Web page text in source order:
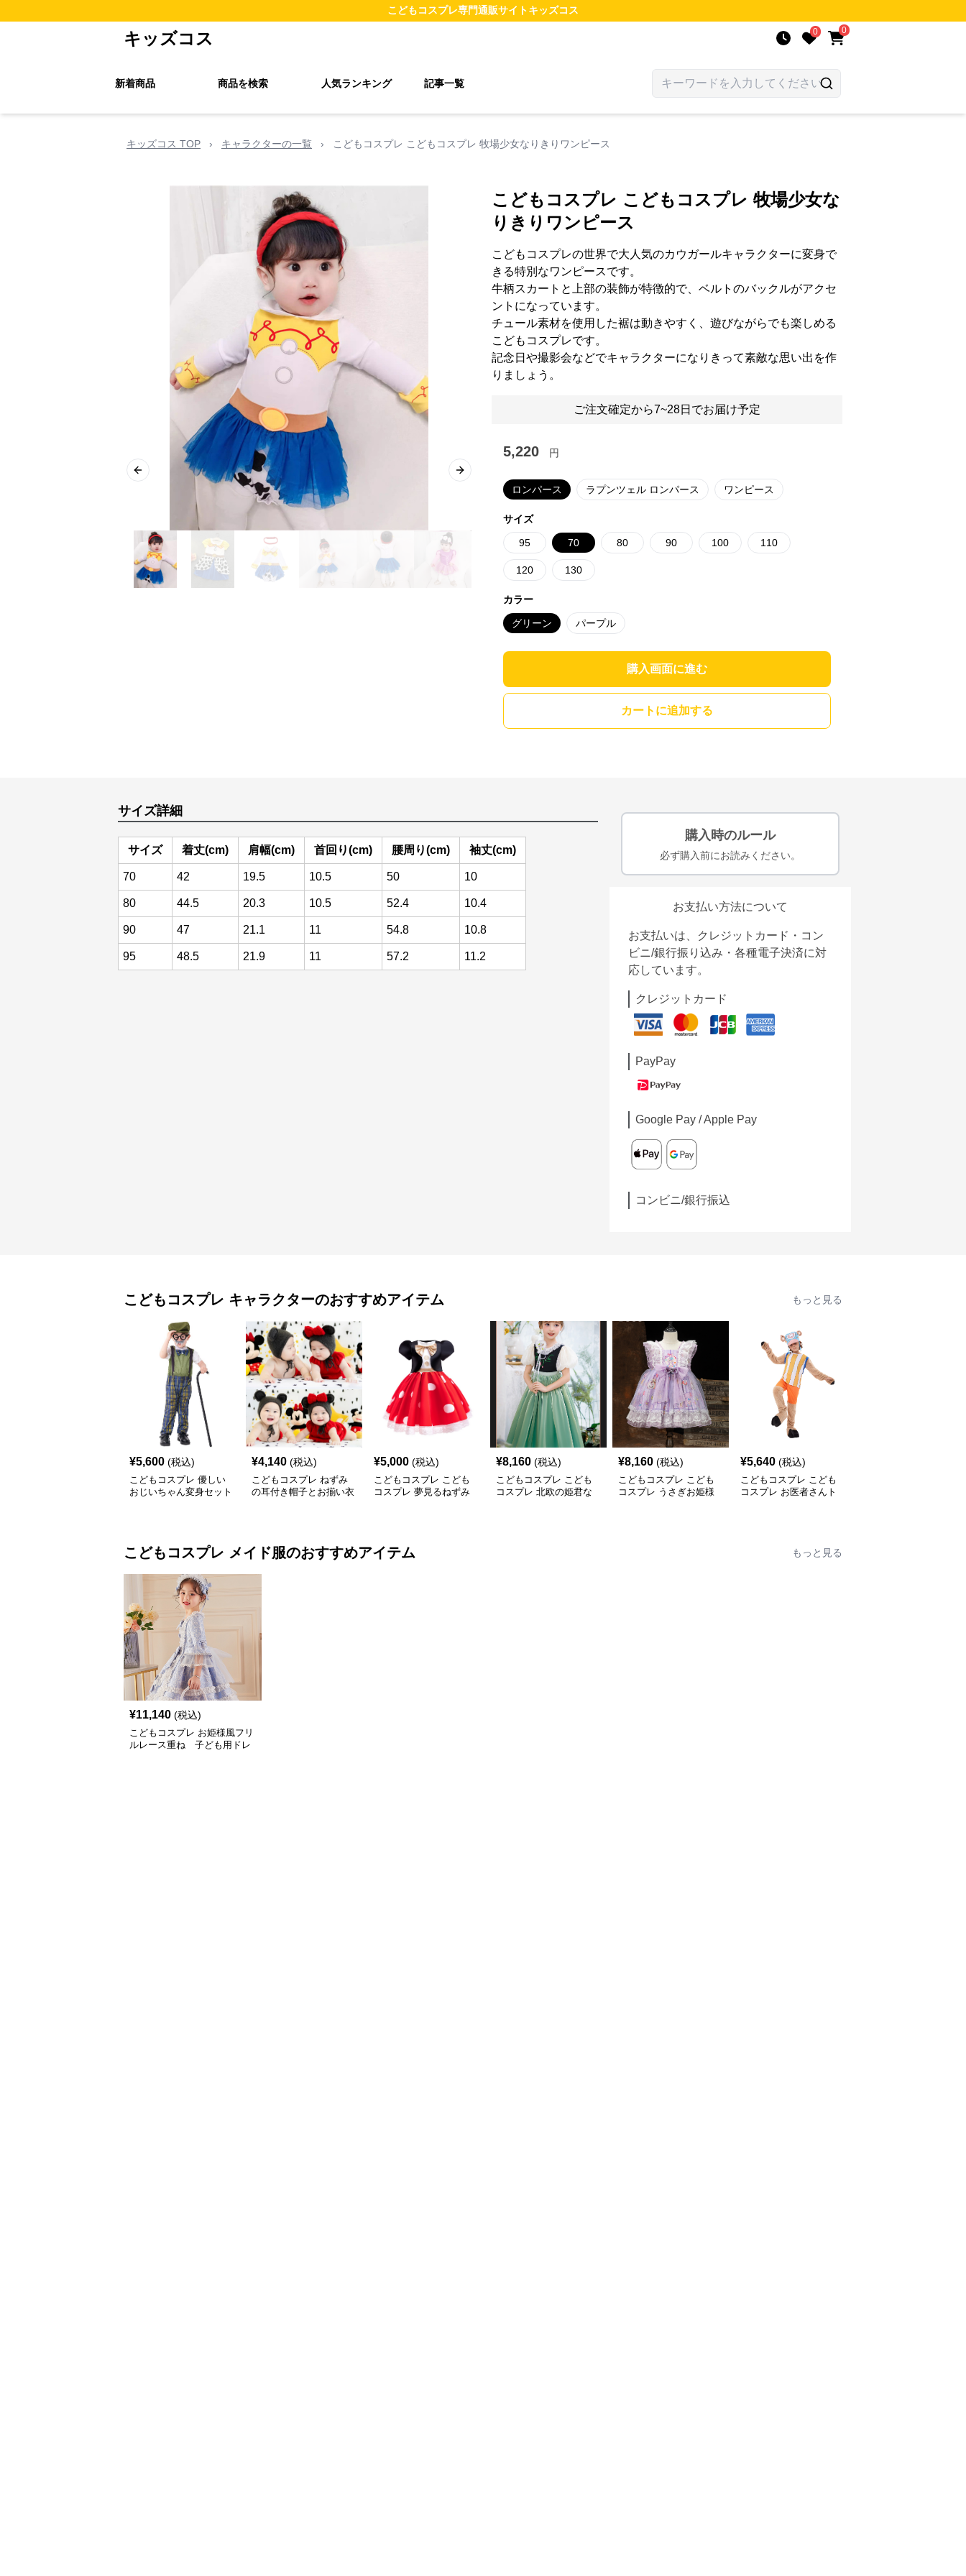
こどもコスプレ専門通販サイトキッズコス
キッズコス 0 0
新着商品 商品を検索 人気ランキング 記事一覧
キッズコス TOP › キャラクターの一覧 › こどもコスプレ こどもコスプレ 牧場少女なりきりワンピース
Previous slide Next slide
こどもコスプレ こどもコスプレ 牧場少女な
りきりワンピース
こどもコスプレの世界で大人気のカウガールキャラクターに変身で
きる特別なワンピースです。
牛柄スカートと上部の装飾が特徴的で、ベルトのバックルがアクセ
ントになっています。
チュール素材を使用した裾は動きやすく、遊びながらでも楽しめる
こどもコスプレです。
記念日や撮影会などでキャラクターになりきって素敵な思い出を作
りましょう。
ご注文確定から7~28日でお届け予定
5,220 円
ロンパース ラプンツェル ロンパース ワンピース
サイズ
95 70 80 90 100 110
120 130
カラー
グリーン パープル
購入画面に進む
カートに追加する
サイズ詳細
サイズ 着丈(cm) 肩幅(cm) 首回り(cm) 腰周り(cm) 袖丈(cm)
70 42 19.5 10.5 50 10
80 44.5 20.3 10.5 52.4 10.4
90 47 21.1 11 54.8 10.8
95 48.5 21.9 11 57.2 11.2
購入時のルール
必ず購入前にお読みください。
お支払い方法について
お支払いは、クレジットカード・コン
ビニ/銀行振り込み・各種電子決済に対
応しています。
クレジットカード
PayPay
Google Pay / Apple Pay
コンビニ/銀行振込
こどもコスプレ キャラクターのおすすめアイテム もっと見る
¥5,600 (税込)
こどもコスプレ 優しい
おじいちゃん変身セット
¥4,140 (税込)
こどもコスプレ ねずみ
の耳付き帽子とお揃い衣
¥5,000 (税込)
こどもコスプレ こども
コスプレ 夢見るねずみ
¥8,160 (税込)
こどもコスプレ こども
コスプレ 北欧の姫君な
¥8,160 (税込)
こどもコスプレ こども
コスプレ うさぎお姫様
¥5,640 (税込)
こどもコスプレ こども
コスプレ お医者さんト
こどもコスプレ メイド服のおすすめアイテム もっと見る
¥11,140 (税込)
こどもコスプレ お姫様風フリ
ルレース重ね 子ども用ドレ